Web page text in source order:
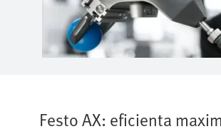
Festo AX: eficienta